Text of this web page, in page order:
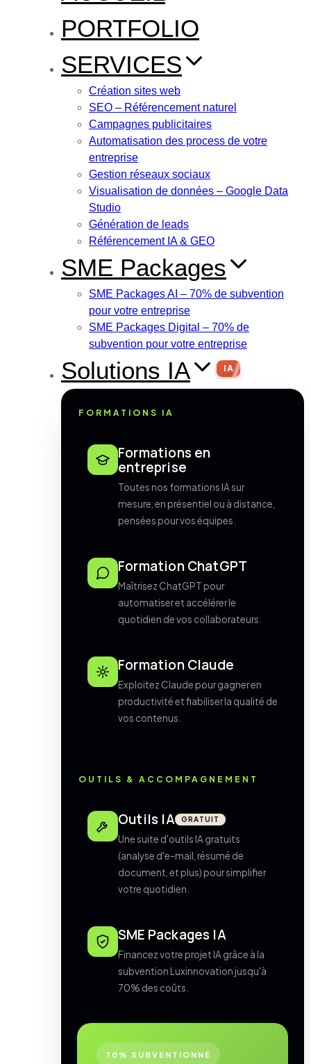
PORTFOLIO
SERVICES
Création sites web
SEO – Référencement naturel
Campagnes publicitaires
Automatisation des process de votre
entreprise
Gestion réseaux sociaux
Visualisation de données – Google Data
Studio
Génération de leads
Référencement IA & GEO
SME Packages
SME Packages AI – 70% de subvention
pour votre entreprise
SME Packages Digital – 70% de
subvention pour votre entreprise
Solutions IA IA
FORMATIONS IA
Formations en
entreprise
Toutes nos formations IA sur
mesure, en présentiel ou à distance,
pensées pour vos équipes.
Formation ChatGPT
Maîtrisez ChatGPT pour
automatiser et accélérer le
quotidien de vos collaborateurs.
Formation Claude
Exploitez Claude pour gagner en
productivité et fiabiliser la qualité de
vos contenus.
OUTILS & ACCOMPAGNEMENT
Outils IA GRATUIT
Une suite d'outils IA gratuits
(analyse d'e-mail, résumé de
document, et plus) pour simplifier
votre quotidien.
SME Packages IA
Financez votre projet IA grâce à la
subvention Luxinnovation jusqu'à
70% des coûts.
70% SUBVENTIONNÉ